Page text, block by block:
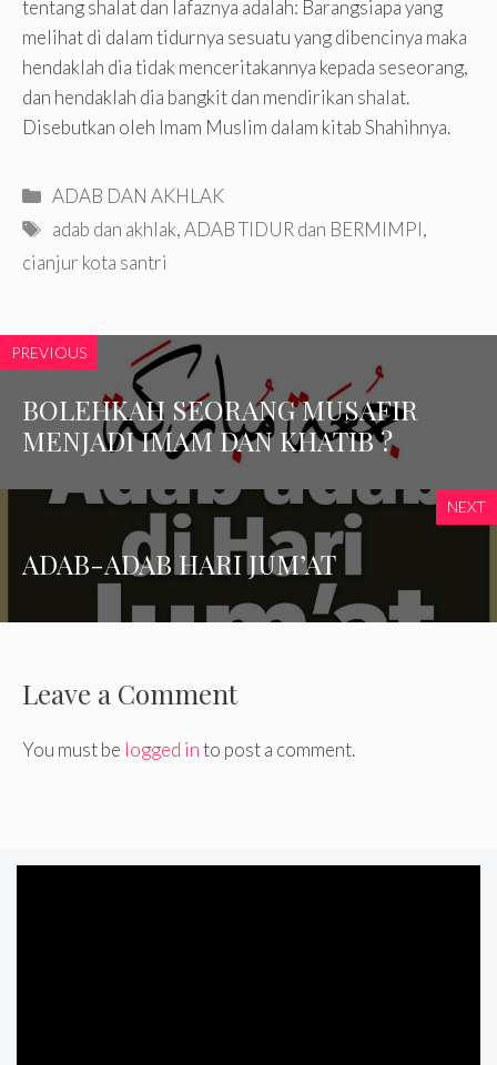
tentang shalat dan lafaznya adalah: Barangsiapa yang
melihat di dalam tidurnya sesuatu yang dibencinya maka
hendaklah dia tidak menceritakannya kepada seseorang,
dan hendaklah dia bangkit dan mendirikan shalat.
Disebutkan oleh Imam Muslim dalam kitab Shahihnya.
Categories
ADAB DAN AKHLAK
Tags
adab dan akhlak,ADAB TIDUR dan BERMIMPI,
cianjur kota santri
PREVIOUS
BOLEHKAH SEORANG MUSAFIR
MENJADI IMAM DAN KHATIB ?
NEXT
ADAB-ADAB HARI JUM’AT
Leave a Comment
You must be logged into post a comment.